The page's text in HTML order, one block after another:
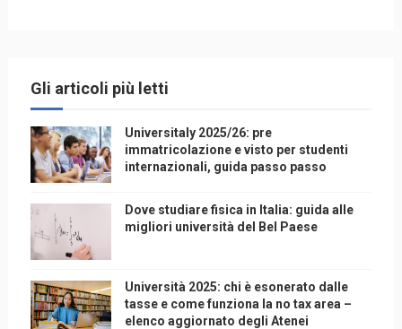
Gli articoli più letti
Universitaly 2025/26: pre
immatricolazione e visto per studenti
internazionali, guida passo passo
Dove studiare fisica in Italia: guida alle
migliori università del Bel Paese
Università 2025: chi è esonerato dalle
tasse e come funziona la no tax area –
elenco aggiornato degli Atenei